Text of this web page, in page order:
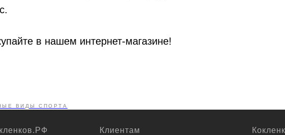
в нашем интернет-магазине!
ВИДЫ СПОРТА
Клиентам